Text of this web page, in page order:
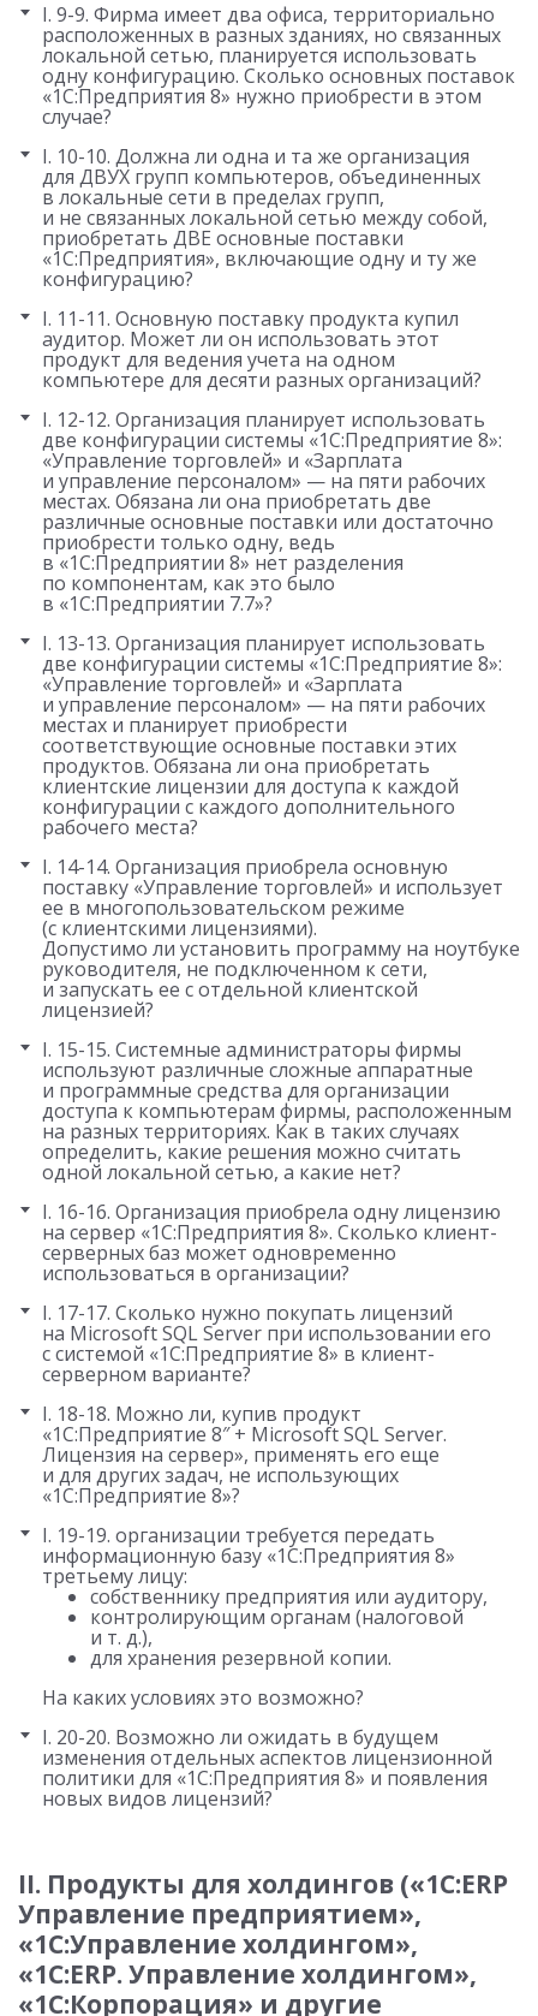
I. 9-9. Фирма имеет два офиса, территориально
расположенных в разных зданиях, но связанных
локальной сетью, планируется использовать
одну конфигурацию. Сколько основных поставок
«1С:Предприятия 8» нужно приобрести в этом
случае?
I. 10-10. Должна ли одна и та же организация
для ДВУХ групп компьютеров, объединенных
в локальные сети в пределах групп,
и не связанных локальной сетью между собой,
приобретать ДВЕ основные поставки
«1С:Предприятия», включающие одну и ту же
конфигурацию?
I. 11-11. Основную поставку продукта купил
аудитор. Может ли он использовать этот
продукт для ведения учета на одном
компьютере для десяти разных организаций?
I. 12-12. Организация планирует использовать
две конфигурации системы «1С:Предприятие 8»:
«Управление торговлей» и «Зарплата
и управление персоналом» — на пяти рабочих
местах. Обязана ли она приобретать две
различные основные поставки или достаточно
приобрести только одну, ведь
в «1С:Предприятии 8» нет разделения
по компонентам, как это было
в «1С:Предприятии 7.7»?
I. 13-13. Организация планирует использовать
две конфигурации системы «1С:Предприятие 8»:
«Управление торговлей» и «Зарплата
и управление персоналом» — на пяти рабочих
местах и планирует приобрести
соответствующие основные поставки этих
продуктов. Обязана ли она приобретать
клиентские лицензии для доступа к каждой
конфигурации с каждого дополнительного
рабочего места?
I. 14-14. Организация приобрела основную
поставку «Управление торговлей» и использует
ее в многопользовательском режиме
(с клиентскими лицензиями).
Допустимо ли установить программу на ноутбуке
руководителя, не подключенном к сети,
и запускать ее с отдельной клиентской
лицензией?
I. 15-15. Системные администраторы фирмы
используют различные сложные аппаратные
и программные средства для организации
доступа к компьютерам фирмы, расположенным
на разных территориях. Как в таких случаях
определить, какие решения можно считать
одной локальной сетью, а какие нет?
I. 16-16. Организация приобрела одну лицензию
на сервер «1С:Предприятия 8». Сколько клиент-
серверных баз может одновременно
использоваться в организации?
I. 17-17. Сколько нужно покупать лицензий
на Microsoft SQL Server при использовании его
с системой «1С:Предприятие 8» в клиент-
серверном варианте?
I. 18-18. Можно ли, купив продукт
«1С:Предприятие 8″ + Microsoft SQL Server.
Лицензия на сервер», применять его еще
и для других задач, не использующих
«1С:Предприятие 8»?
I. 19-19. организации требуется передать
информационную базу «1С:Предприятия 8»
третьему лицу:
собственнику предприятия или аудитору,
контролирующим органам (налоговой
и т. д.),
для хранения резервной копии.
На каких условиях это возможно?
I. 20-20. Возможно ли ожидать в будущем
изменения отдельных аспектов лицензионной
политики для «1С:Предприятия 8» и появления
новых видов лицензий?
II. Продукты для холдингов («1С:ERP
Управление предприятием»,
«1С:Управление холдингом»,
«1С:ERP. Управление холдингом»,
«1С:Корпорация» и другие